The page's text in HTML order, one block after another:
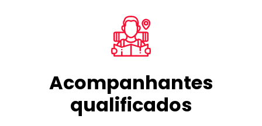
Acompanhantes
qualificados